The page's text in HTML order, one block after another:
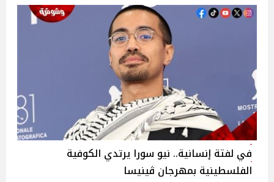
في لفتة إنسانية.. نيو سورا يرتدي الكوفية
الفلسطينية بمهرجان ڤينيسا